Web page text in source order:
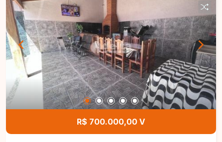
casa dos fundos possui sala, cozinha, 2 quartos,
banheiro social, área de serviço e 3 vagas de
garagem. Entre em contato com a equipe da Delta
Imóveis e agende sua visita para conhecer essa
oportunidade.
R$ 700.000,00 V